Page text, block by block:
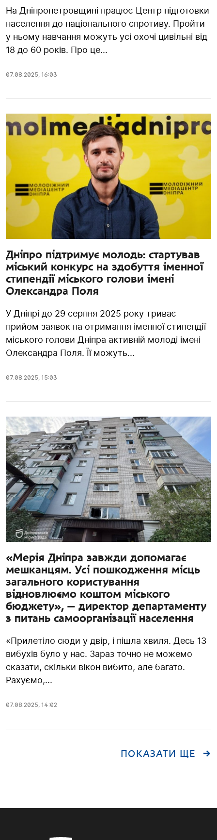
На Дніпропетровщині працює Центр підготовки
населення до національного спротиву. Пройти
у ньому навчання можуть усі охочі цивільні від
18 до 60 років. Про це...
07.08.2025, 16:03
Дніпро підтримує молодь: стартував
міський конкурс на здобуття іменної
стипендії міського голови імені
Олександра Поля
У Дніпрі до 29 серпня 2025 року триває
прийом заявок на отримання іменної стипендії
міського голови Дніпра активній молоді імені
Олександра Поля. Її можуть...
07.08.2025, 15:03
«Мерія Дніпра завжди допомагає
мешканцям. Усі пошкодження місць
загального користування
відновлюємо коштом міського
бюджету», — директор департаменту
з питань самоорганізації населення
«Прилетіло сюди у двір, і пішла хвиля. Десь 13
вибухів було у нас. Зараз точно не можемо
сказати, скільки вікон вибито, але багато.
Рахуємо,...
07.08.2025, 14:02
ПОКАЗАТИ ЩЕ